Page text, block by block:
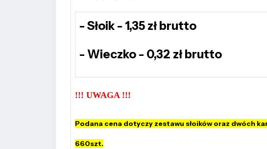
- Słoik - 1,35 zł brutto
- Wieczko - 0,32 zł brutto
!!! UWAGA !!!
Podana cena dotyczy zestawu słoików oraz dwóch
660szt.